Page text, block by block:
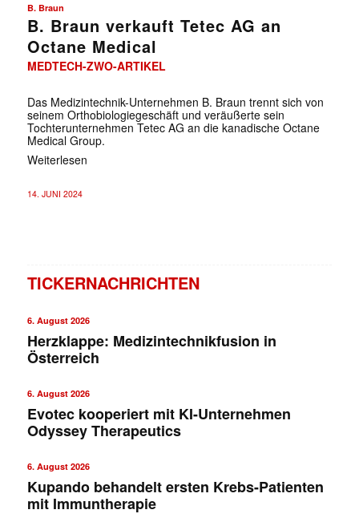
B. Braun
B. Braun verkauft Tetec AG an
Octane Medical
MEDTECH-ZWO-ARTIKEL
Das Medizintechnik-Unternehmen B. Braun trennt sich von
seinem Orthobiologiegeschäft und veräußerte sein
Tochterunternehmen Tetec AG an die kanadische Octane
Medical Group.
Weiterlesen
14. JUNI 2024
TICKERNACHRICHTEN
6. August 2026
Herzklappe: Medizintechnikfusion in
Österreich
6. August 2026
Evotec kooperiert mit KI-Unternehmen
Odyssey Therapeutics
6. August 2026
Kupando behandelt ersten Krebs-Patienten
mit Immuntherapie